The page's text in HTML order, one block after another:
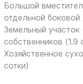
Большой
отдельной
Земельный
собственников (1.9
Хозяйственное
сотки)